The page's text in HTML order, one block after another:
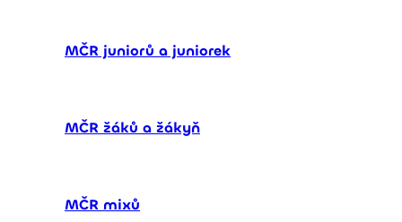
MČR juniorů a juniorek
MČR žáků a žákyň
MČR mixů